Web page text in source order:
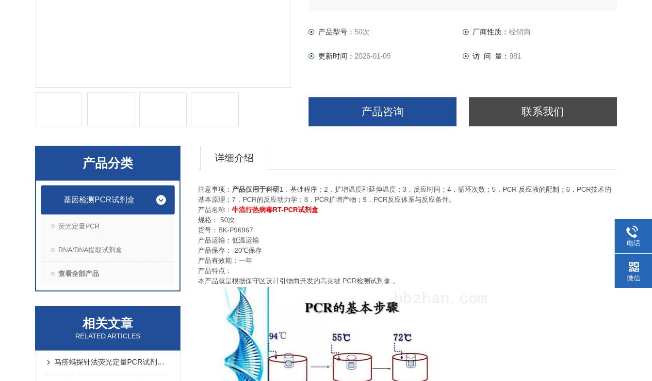
产品型号： 50次 厂商性质： 经销商
更新时间： 2026-01-09 访 问 量： 881
产品咨询 联系我们
产品分类
基因检测PCR试剂盒
荧光定量PCR
RNA/DNA提取试剂盒
查看全部产品
相关文章
RELATED ARTICLES
马疥螨探针法荧光定量PCR试剂盒反应流程常规程序
详细介绍
注意事项： 产品仅用于科研1 ．基础程序； 2 ．扩增温度和延伸温度； 3 ．反应时间； 4 ．循环次数； 5 ． PCR 反应液的配制； 6 ． PCR技术的
基本原理； 7 ． PCR的反应动力学； 8 ． PCR扩增产物； 9 ． PCR反应体系与反应条件。
产品名称： 牛流行热病毒RT-PCR试剂盒
规格：
50次
货号： BK-P96967
产品运输：低温运输
产品保存： -20℃保存
产品有效期：一年
产品特点：
本产品就是根据保守区设计引物而开发的高灵敏 PCR检测试剂盒 。
电话
微信